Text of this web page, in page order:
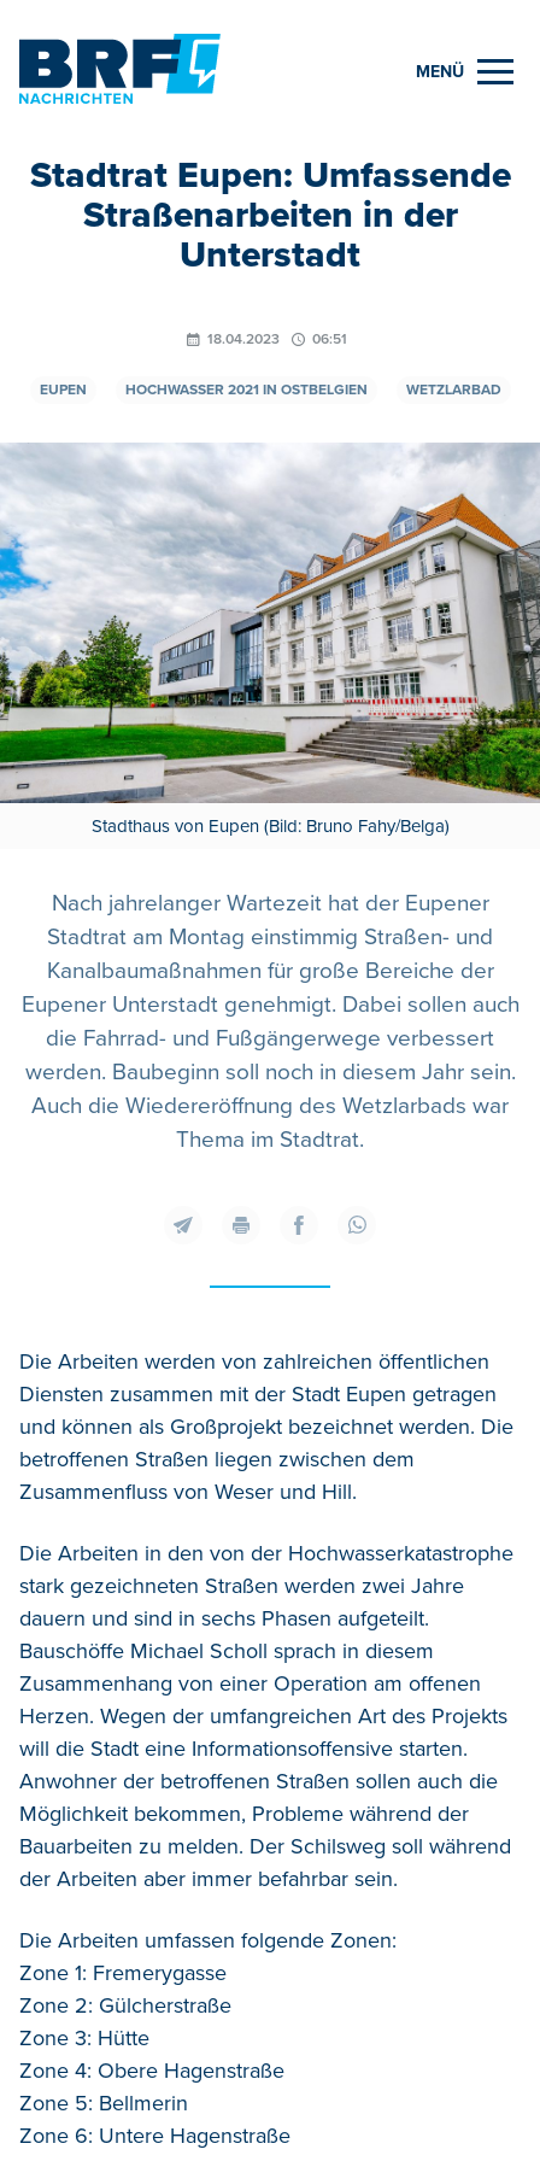
MENÜ
Stadtrat Eupen: Umfassende
Straßenarbeiten in der
Unterstadt
18.04.2023 06:51
EUPEN HOCHWASSER 2021 IN OSTBELGIEN WETZLARBAD
Stadthaus von Eupen (Bild: Bruno Fahy/Belga)
Nach jahrelanger Wartezeit hat der Eupener
Stadtrat am Montag einstimmig Straßen- und
Kanalbaumaßnahmen für große Bereiche der
Eupener Unterstadt genehmigt. Dabei sollen auch
die Fahrrad- und Fußgängerwege verbessert
werden. Baubeginn soll noch in diesem Jahr sein.
Auch die Wiedereröffnung des Wetzlarbads war
Thema im Stadtrat.
Die Arbeiten werden von zahlreichen öffentlichen
Diensten zusammen mit der Stadt Eupen getragen
und können als Großprojekt bezeichnet werden. Die
betroffenen Straßen liegen zwischen dem
Zusammenfluss von Weser und Hill.
Die Arbeiten in den von der Hochwasserkatastrophe
stark gezeichneten Straßen werden zwei Jahre
dauern und sind in sechs Phasen aufgeteilt.
Bauschöffe Michael Scholl sprach in diesem
Zusammenhang von einer Operation am offenen
Herzen. Wegen der umfangreichen Art des Projekts
will die Stadt eine Informationsoffensive starten.
Anwohner der betroffenen Straßen sollen auch die
Möglichkeit bekommen, Probleme während der
Bauarbeiten zu melden. Der Schilsweg soll während
der Arbeiten aber immer befahrbar sein.
Die Arbeiten umfassen folgende Zonen:
Zone 1: Fremerygasse
Zone 2: Gülcherstraße
Zone 3: Hütte
Zone 4: Obere Hagenstraße
Zone 5: Bellmerin
Zone 6: Untere Hagenstraße